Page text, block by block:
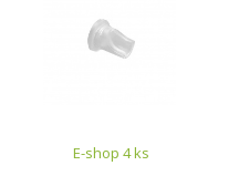
E-shop 4 ks